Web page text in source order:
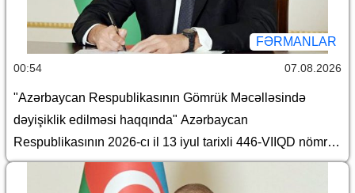
FƏRMANLAR
00:54 07.08.2026
"Azərbaycan Respublikasının Gömrük Məcəlləsində
dəyişiklik edilməsi haqqında" Azərbaycan
Respublikasının 2026-cı il 13 iyul tarixli 446-VIIQD nömrəli
Qanununun tətbiqi və bununla əlaqədar Azərbaycan
Respublikası Prezidentinin bəzi fərmanlarında və